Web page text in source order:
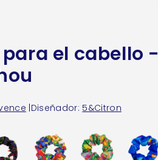
el cabello -
Diseñador: 5&Citron